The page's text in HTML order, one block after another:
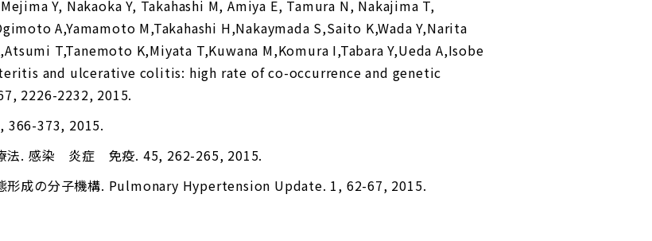
Y, Nakaoka Y, Takahashi M, Amiya E, Tamura N, Nakajima T,
A,Yamamoto M,Takahashi H,Nakaymada S,Saito K,Wada Y,Narita
T,Tanemoto K,Miyata T,Kuwana M,Komura I,Tabara Y,Ueda A,Isobe
and ulcerative colitis: high rate of co-occurrence and genetic
2226-2232, 2015.
366-373, 2015.
法. 感染 炎症 免疫. 45, 262-265, 2015.
形成の分子機構. Pulmonary Hypertension Update. 1, 62-67, 2015.